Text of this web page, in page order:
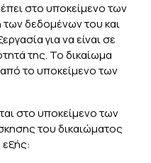
στο υποκείμενο των
δεδομένων του και
για να είναι σε
της. Το δικαίωμα
το υποκείμενο των
στο υποκείμενο των
του δικαιώματος